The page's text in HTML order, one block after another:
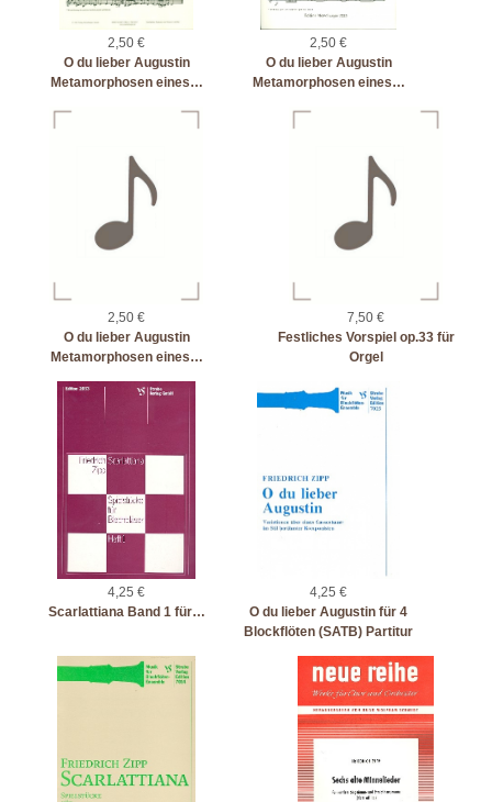
2,50 €
O du lieber Augustin
Metamorphosen eines…
2,50 €
O du lieber Augustin
Metamorphosen eines…
2,50 €
O du lieber Augustin
Metamorphosen eines…
7,50 €
Festliches Vorspiel op.33 für
Orgel
4,25 €
Scarlattiana Band 1 für…
4,25 €
O du lieber Augustin für 4
Blockflöten (SATB) Partitur